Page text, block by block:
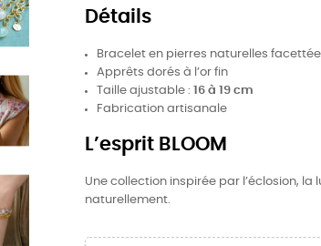
Détails
Bracelet en pierres naturelles
Apprêts dorés à l’or fin
Taille ajustable : 16 à 19 cm
Fabrication artisanale
L’esprit BLOOM
Une collection inspirée par l’éclosion,
naturellement.